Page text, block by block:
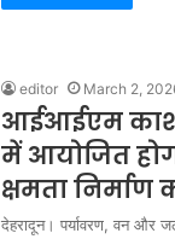
editor March 2,
आईआईएम
में आयोजित
क्षमता निर्माण
देहरादून। पर्यावरण, वन और